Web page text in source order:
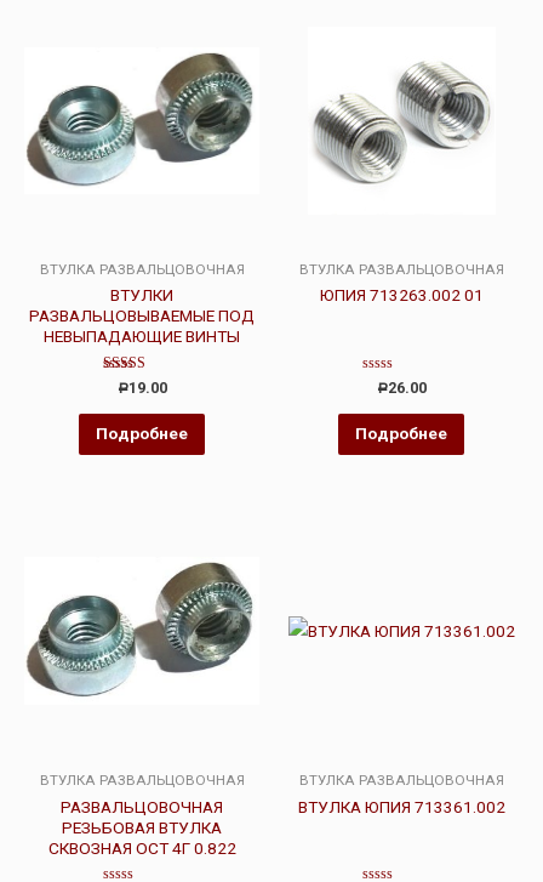
ВТУЛКА РАЗВАЛЬЦОВОЧНАЯ
ВТУЛКИ
РАЗВАЛЬЦОВЫВАЕМЫЕ ПОД
НЕВЫПАДАЮЩИЕ ВИНТЫ
Оценка
3.00
из 5
Р19.00
Подробнее
ВТУЛКА РАЗВАЛЬЦОВОЧНАЯ
ЮПИЯ 713263.002 01
Оценка
из
5
Р26.00
Подробнее
ВТУЛКА РАЗВАЛЬЦОВОЧНАЯ
РАЗВАЛЬЦОВОЧНАЯ
РЕЗЬБОВАЯ ВТУЛКА
СКВОЗНАЯ ОСТ 4Г 0.822
ВТУЛКА РАЗВАЛЬЦОВОЧНАЯ
ВТУЛКА ЮПИЯ 713361.002